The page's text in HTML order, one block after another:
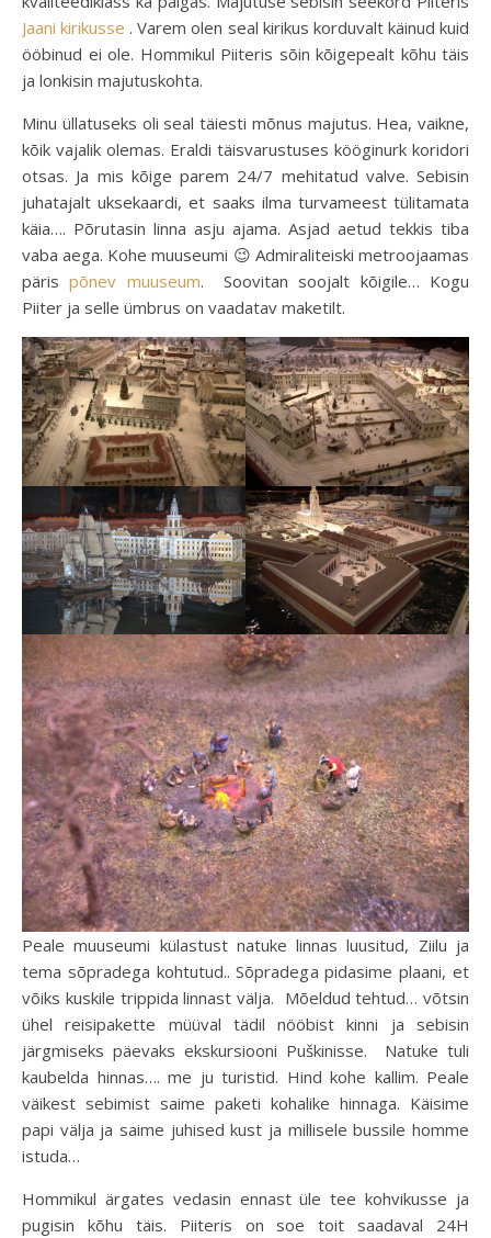
Jaani kirikusse . Varem olen seal kirikus korduvalt käinud kuid
ööbinud ei ole. Hommikul Piiteris sõin kõigepealt kõhu täis
ja lonkisin majutuskohta.
Minu üllatuseks oli seal täiesti mõnus majutus. Hea, vaikne,
kõik vajalik olemas. Eraldi täisvarustuses kööginurk koridori
otsas. Ja mis kõige parem 24/7 mehitatud valve. Sebisin
juhatajalt uksekaardi, et saaks ilma turvameest tülitamata
käia…. Põrutasin linna asju ajama. Asjad aetud tekkis tiba
vaba aega. Kohe muuseumi 😉 Admiraliteiski metroojaamas
pärispõnev muuseum. Soovitan soojalt kõigile… Kogu
Piiter ja selle ümbrus on vaadatav maketilt.
Peale muuseumi külastust natuke linnas luusitud, Ziilu ja
tema sõpradega kohtutud.. Sõpradega pidasime plaani, et
võiks kuskile trippida linnast välja. Mõeldud tehtud… võtsin
ühel reisipakette müüval tädil nööbist kinni ja sebisin
järgmiseks päevaks ekskursiooni Puškinisse. Natuke tuli
kaubelda hinnas…. me ju turistid. Hind kohe kallim. Peale
väikest sebimist saime paketi kohalike hinnaga. Käisime
papi välja ja saime juhised kust ja millisele bussile homme
istuda…
Hommikul ärgates vedasin ennast üle tee kohvikusse ja
pugisin kõhu täis. Piiteris on soe toit saadaval 24H